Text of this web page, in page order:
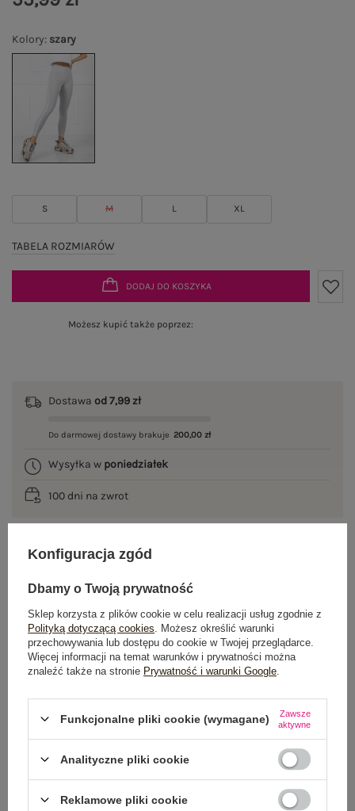
Kolory: szary
S M L XL
TABELA ROZMIARÓW
DODAJ DO KOSZYKA
Możesz kupić także poprzez:
Dostawa od 7,99 zł
Do darmowej dostawy brakuje 200,00 zł
Wysyłka w poniedziałek
100 dni na zwrot
OPINIE O PRODUKCIE (7)
ZWROTY I REKLAMACJE
OSTATNIO OGLĄDANE
Zobacz wszystko
Konfiguracja zgód
Dbamy o Twoją prywatność
Sklep korzysta z plików cookie w celu realizacji usług zgodnie z
Polityką dotyczącą cookies . Możesz określić warunki
przechowywania lub dostępu do cookie w Twojej przeglądarce.
Więcej informacji na temat warunków i prywatności można
znaleźć także na stronie Prywatność i warunki Google
Funkcjonalne pliki cookie (wymagane)
Zawsze
aktywne
Analityczne pliki cookie
Reklamowe pliki cookie